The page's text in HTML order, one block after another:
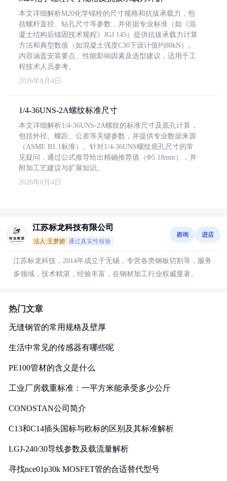
本文详细解析M20化学锚栓的尺寸规格和抗拔承载力，包
括螺杆直径、钻孔尺寸等参数，并依据专业标准（如《混
凝土结构后锚固技术规程》JGJ 145）提供抗拔承载力计算
方法和典型数值（如混凝土强度C30下设计值约80kN）。
内容涵盖安装要点、性能影响因素及选型建议，适用于工
程技术人员参考。
2026年8月4日
1/4-36UNS-2A螺纹标准尺寸
本文详细解析1/4-36UNS-2A螺纹的标准尺寸及底孔计算，
包括外径、螺距、公差等关键参数，并提供专业数据来源
（ASME B1.1标准）。针对1/4-36UNS螺纹底孔尺寸的常
见疑问，通过公式推导给出精确推荐值（Φ5.18mm），并
附加工艺建议与扩展知识。
2026年8月4日
江苏标龙科技有限公司
法人:王梦娇 通过真实性核验
咨询 进店
江苏标龙科技，2014年成立于无锡，专营各类钢板切割等，服务
多领域，技术精湛，经验丰富，在钢材加工行业权威显著。
热门文章
无缝钢管的常用规格及壁厚
生活中常见的传感器有哪些呢
PE100管材的含义是什么
工业厂房载重标准：一平方米能承受多少公斤
CONOSTAN公司简介
C13和C14插头国标与欧标的区别及其标准解析
LGJ-240/30导线参数及载流量解析
寻找nce01p30k MOSFET管的合适替代型号